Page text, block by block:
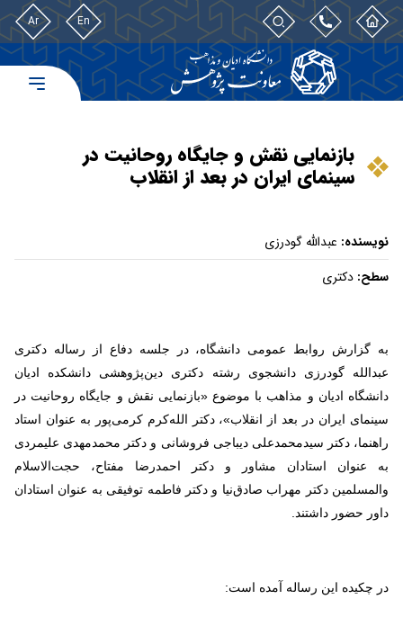
En
Ar
بازنمایی نقش و جایگاه روحانیت در
سینمای ایران در بعد از انقلاب
نویسنده: عبدالله گودرزی
سطح: دکتری
به گزارش روابط عمومی دانشگاه، در جلسه دفاع از رساله دکتری
عبدالله گودرزی دانشجوی رشته دکتری دین‌پژوهشی دانشکده ادیان
دانشگاه ادیان و مذاهب با موضوع «بازنمایی نقش و جایگاه روحانیت در
سینمای ایران در بعد از انقلاب»، دکتر الله‌کرم کرمی‌پور به عنوان استاد
راهنما، دکتر سیدمحمدعلی دیباجی فروشانی و دکتر محمدمهدی علیمردی
به عنوان استادان مشاور و دکتر احمدرضا مفتاح، حجت‌الاسلام
والمسلمین دکتر مهراب صادق‌نیا و دکتر فاطمه توفیقی به عنوان استادان
داور حضور داشتند.
در چکیده این رساله آمده است: